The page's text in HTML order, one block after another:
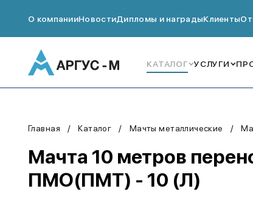
О компанииНовостиДипломы и наградыКлиенты
КАТАЛОГ УСЛУГИ
Главная Каталог Мачты металлические
Мачта 10 метров
ПМО(ПМТ) - 10 (Л)